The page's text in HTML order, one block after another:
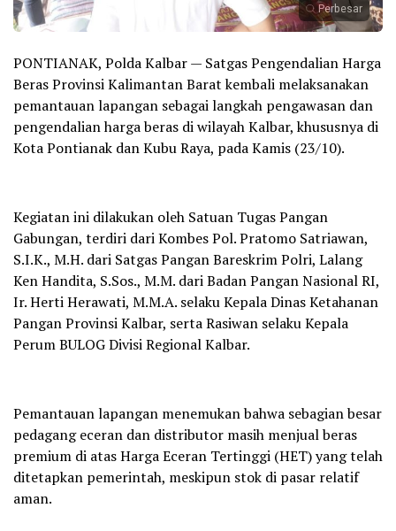
Perbesar
PONTIANAK, Polda Kalbar — Satgas Pengendalian Harga
Beras Provinsi Kalimantan Barat kembali melaksanakan
pemantauan lapangan sebagai langkah pengawasan dan
pengendalian harga beras di wilayah Kalbar, khususnya di
Kota Pontianak dan Kubu Raya, pada Kamis (23/10).
Kegiatan ini dilakukan oleh Satuan Tugas Pangan
Gabungan, terdiri dari Kombes Pol. Pratomo Satriawan,
S.I.K., M.H. dari Satgas Pangan Bareskrim Polri, Lalang
Ken Handita, S.Sos., M.M. dari Badan Pangan Nasional RI,
Ir. Herti Herawati, M.M.A. selaku Kepala Dinas Ketahanan
Pangan Provinsi Kalbar, serta Rasiwan selaku Kepala
Perum BULOG Divisi Regional Kalbar.
Pemantauan lapangan menemukan bahwa sebagian besar
pedagang eceran dan distributor masih menjual beras
premium di atas Harga Eceran Tertinggi (HET) yang telah
ditetapkan pemerintah, meskipun stok di pasar relatif
aman.